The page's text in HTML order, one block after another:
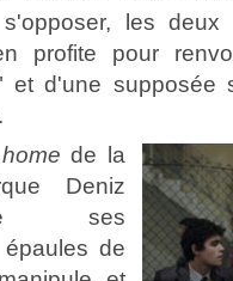
les deux
profite pour
et d'une supposée
de la
Deniz
ses
de